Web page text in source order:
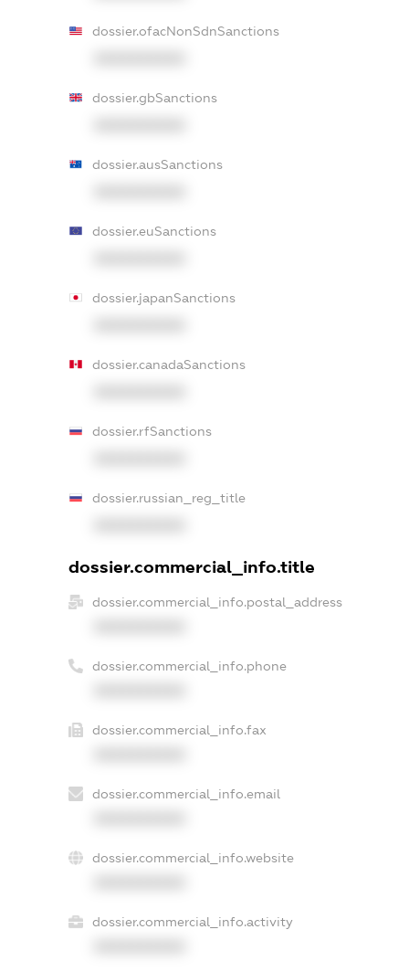
dossier.ofacNonSdnSanctions
dossier.gbSanctions
dossier.ausSanctions
dossier.euSanctions
dossier.japanSanctions
dossier.canadaSanctions
dossier.rfSanctions
dossier.russian_reg_title
dossier.commercial_info.title
dossier.commercial_info.postal_address
dossier.commercial_info.phone
dossier.commercial_info.fax
dossier.commercial_info.email
dossier.commercial_info.website
dossier.commercial_info.activity